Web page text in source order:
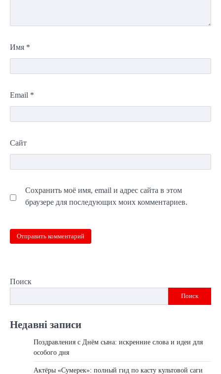
Имя *
Email *
Сайт
Сохранить моё имя, email и адрес сайта в этом
браузере для последующих моих комментариев.
Поиск
Поиск
Недавні записи
Поздравления с Днём сына: искренние слова и идеи для
особого дня
Актёры «Сумерек»: полный гид по касту культовой саги